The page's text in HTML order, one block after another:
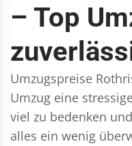
– Top
Umzugspreise
Umzug eine
viel zu bedenken
alles ein wenig